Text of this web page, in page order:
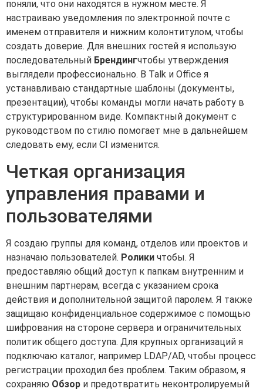
поняли, что они находятся в нужном месте. Я
настраиваю уведомления по электронной почте с
именем отправителя и нижним колонтитулом, чтобы
создать доверие. Для внешних гостей я использую
последовательный Брендингчтобы утверждения
выглядели профессионально. В Talk и Office я
устанавливаю стандартные шаблоны (документы,
презентации), чтобы команды могли начать работу в
структурированном виде. Компактный документ с
руководством по стилю помогает мне в дальнейшем
следовать ему, если CI изменится.
Четкая организация
управления правами и
пользователями
Я создаю группы для команд, отделов или проектов и
назначаю пользователей. Ролики чтобы. Я
предоставляю общий доступ к папкам внутренним и
внешним партнерам, всегда с указанием срока
действия и дополнительной защитой паролем. Я также
защищаю конфиденциальное содержимое с помощью
шифрования на стороне сервера и ограничительных
политик общего доступа. Для крупных организаций я
подключаю каталог, например LDAP/AD, чтобы процесс
регистрации проходил без проблем. Таким образом, я
сохраняю Обзор и предотвратить неконтролируемый